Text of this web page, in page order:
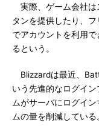
実際、ゲーム会社は
タンを提供したり、
でアカウントを利用
るという。
Blizzardは最近、
いう先進的なログイ
ムがサーバにログイ
ムの量を削減している